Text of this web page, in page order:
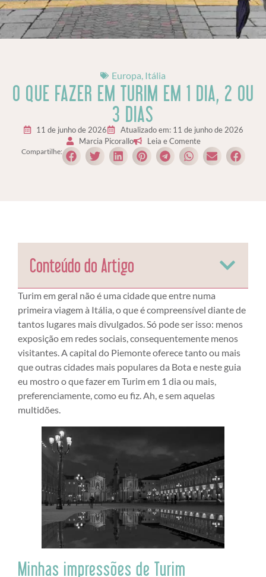
Europa Itália
O QUE FAZER EM TURIM EM 1 DIA, 2 OU
3 DIAS
11 de junho de 2026
Atualizado em: 11 de junho de 2026
Marcia Picorallo
Leia e Comente
Compartilhe:
Conteúdo do Artigo
Turim em geral não é uma cidade que entre numa
primeira viagem à Itália, o que é compreensível diante de
tantos lugares mais divulgados. Só pode ser isso: menos
exposição em redes sociais, consequentemente menos
visitantes. A capital do Piemonte oferece tanto ou mais
que outras cidades mais populares da Bota e neste guia
eu mostro o que fazer em Turim em 1 dia ou mais,
preferenciamente, como eu fiz. Ah, e sem aquelas
multidões.
Minhas impressões de Turim